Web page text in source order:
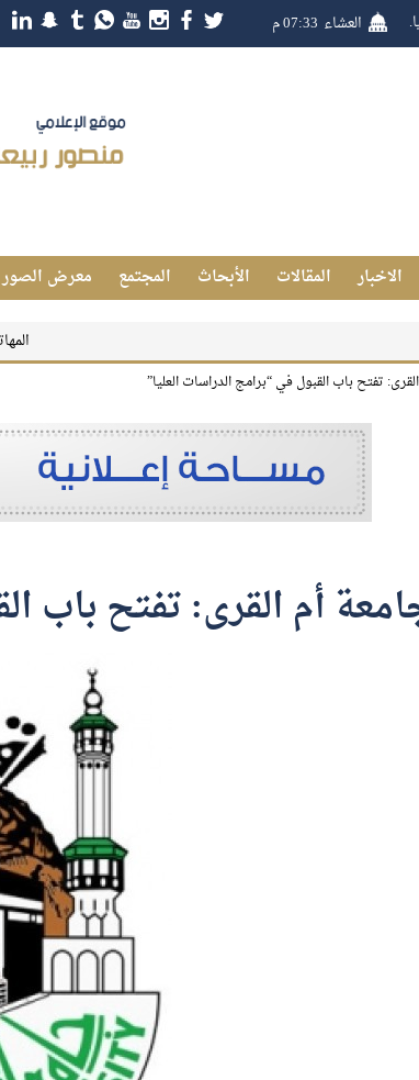
العشاء 07:33 م
الاخبار المقالات الأبحاث المجتمع معرض الصور
المهاترات
تفتح باب القبول في “برامج الدراسات العليا”
أم القرى: تفتح باب